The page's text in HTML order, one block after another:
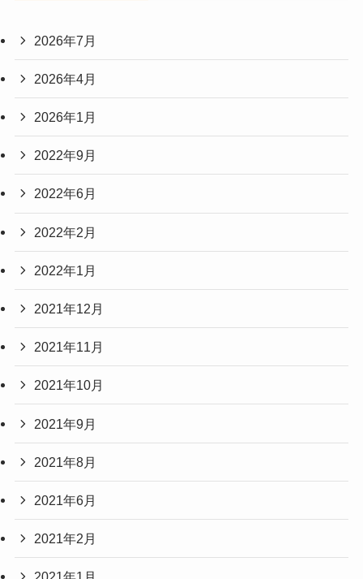
2026年7月
2026年4月
2026年1月
2022年9月
2022年6月
2022年2月
2022年1月
2021年12月
2021年11月
2021年10月
2021年9月
2021年8月
2021年6月
2021年2月